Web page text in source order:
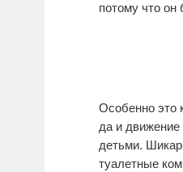
потому что он
Особенно это
да и движение
детьми.
туалетные